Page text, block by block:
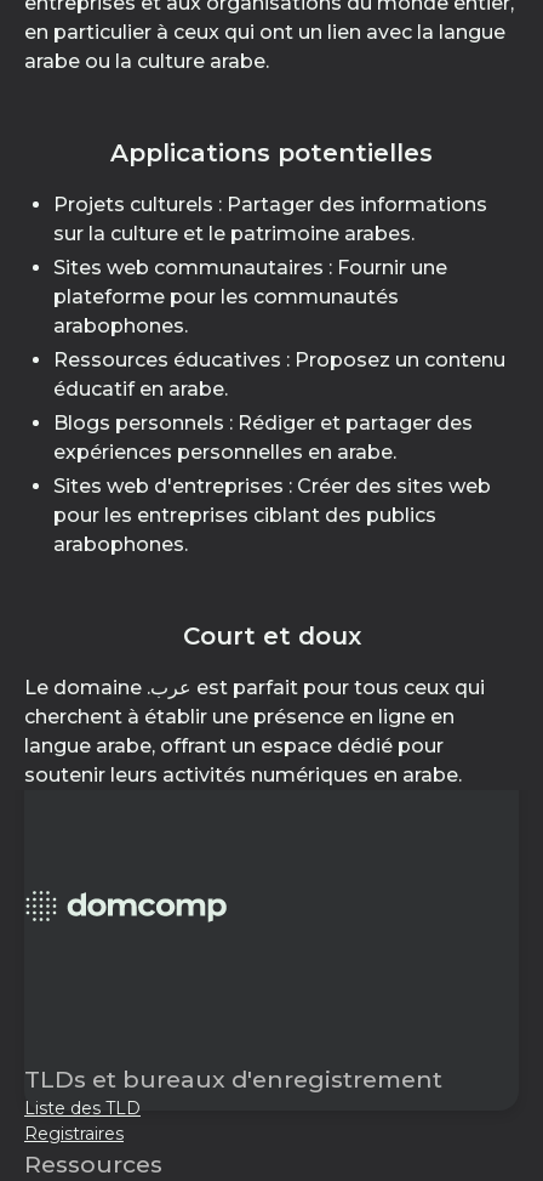
en particulier à ceux qui ont un lien avec la langue
arabe ou la culture arabe.
Applications potentielles
Projets culturels : Partager des informations
sur la culture et le patrimoine arabes.
Sites web communautaires : Fournir une
plateforme pour les communautés
arabophones.
Ressources éducatives : Proposez un contenu
éducatif en arabe.
Blogs personnels : Rédiger et partager des
expériences personnelles en arabe.
Sites web d'entreprises : Créer des sites web
pour les entreprises ciblant des publics
arabophones.
Court et doux
Le domaine .عرب est parfait pour tous ceux qui
cherchent à établir une présence en ligne en
langue arabe, offrant un espace dédié pour
soutenir leurs activités numériques en arabe.
TLDs et bureaux d'enregistrement
Liste des TLD
Registraires
Ressources